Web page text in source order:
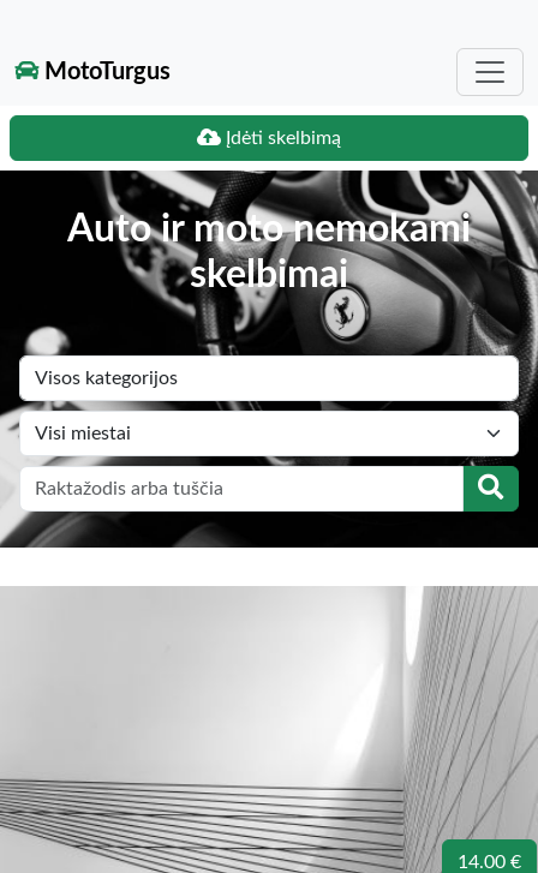
MotoTurgus
Įdėti skelbimą
Auto ir moto nemokami
skelbimai
14.00 €